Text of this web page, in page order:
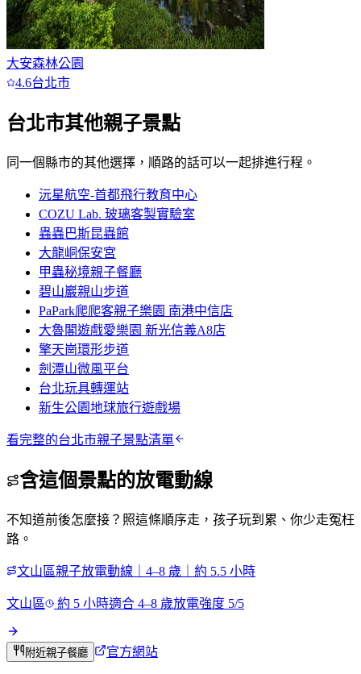
大安森林公園
4.6台北市
台北市其他親子景點
同一個縣市的其他選擇，順路的話可以一起排進行程。
沅星航空-首都飛行教育中心
COZU Lab. 玻璃客製實驗室
蟲蟲巴斯昆蟲館
大龍峒保安宮
甲蟲秘境親子餐廳
碧山巖親山步道
PaPark爬爬客親子樂園 南港中信店
大魯閣遊戲愛樂園 新光信義A8店
擎天崗環形步道
劍潭山微風平台
台北玩具轉運站
新生公園地球旅行遊戲場
看完整的台北市親子景點清單
含這個景點的放電動線
不知道前後怎麼接？照這條順序走，孩子玩到累、你少走冤枉
路。
文山區親子放電動線｜4–8 歲｜約 5.5 小時
文山區 約 5 小時適合 4–8 歲放電強度 5/5
附近親子餐廳 官方網站